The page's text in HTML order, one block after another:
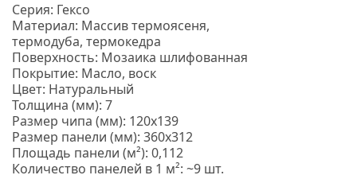
Серия: Гексо
Материал: Массив термоясеня,
термодуба, термокедра
Поверхность: Мозаика шлифованная
Покрытие: Масло, воск
Цвет: Натуральный
Толщина (мм): 7
Размер чипа (мм): 120х139
Размер панели (мм): 360х312
Площадь панели (м²): 0,112
Количество панелей в 1 м²: ~9 шт.